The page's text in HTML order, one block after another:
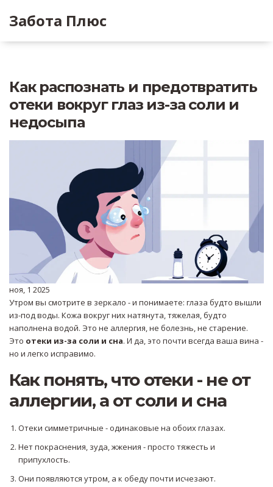
Забота Плюс
Как распознать и предотвратить
отеки вокруг глаз из-за соли и
недосыпа
ноя, 1 2025
Утром вы смотрите в зеркало - и понимаете: глаза будто вышли
из-под воды. Кожа вокруг них натянута, тяжелая, будто
наполнена водой. Это не аллергия, не болезнь, не старение.
Это отеки из-за соли и сна. И да, это почти всегда ваша вина -
но и легко исправимо.
Как понять, что отеки - не от
аллергии, а от соли и сна
Отеки симметричные - одинаковые на обоих глазах.
Нет покраснения, зуда, жжения - просто тяжесть и
припухлость.
Они появляются утром, а к обеду почти исчезают.